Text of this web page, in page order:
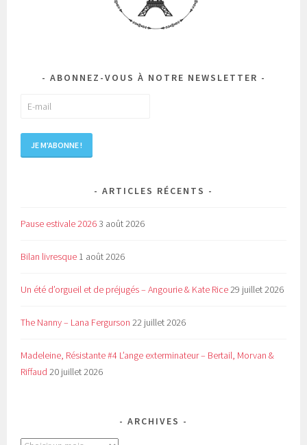
ABONNEZ-VOUS À NOTRE NEWSLETTER
ARTICLES RÉCENTS
Pause estivale 20263 août 2026
Bilan livresque 1 août 2026
Un été d’orgueil et de préjugés – Angourie & Kate Rice29 juillet 2026
The Nanny – Lana Fergurson 22 juillet 2026
Madeleine, Résistante #4 L’ange exterminateur – Bertail, Morvan &
Riffaud 20 juillet 2026
ARCHIVES